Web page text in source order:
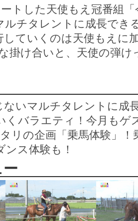
トした天使もえ冠番組
ルチタレントに成長でき
していくのは天使もえに
掛け合いと、天使の弾
ないマルチタレントに成
くバラエティ！今月もゲ
リの企画「乗馬体験」
ス体験も！